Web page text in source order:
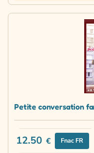
Petite conversation
12.50 € Fnac FR